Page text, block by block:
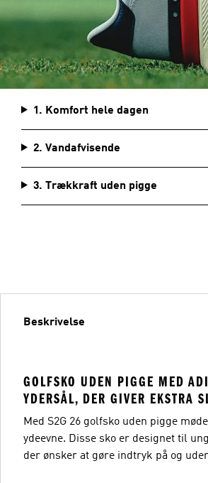
1. Komfort hele dagen
2. Vandafvisende
3. Trækkraft uden pigge
Beskrivelse
GOLFSKO UDEN PIGGE MED
YDERSÅL, DER GIVER EKSTRA
Med S2G 26 golfsko uden pigge
ydeevne. Disse sko er designet til
der ønsker at gøre indtryk på og